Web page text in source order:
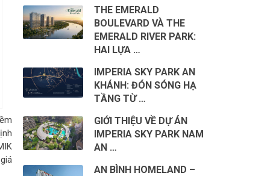
THE EMERALD
BOULEVARD VÀ THE
EMERALD RIVER PARK:
HAI LỰA …
IMPERIA SKY PARK AN
KHÁNH: ĐÓN SÓNG HẠ
TẦNG TỪ …
GIỚI THIỆU VỀ DỰ ÁN
IMPERIA SKY PARK NAM
AN …
AN BÌNH HOMELAND –